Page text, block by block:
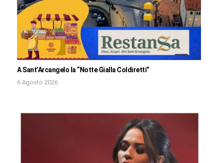
A Sant’Arcangelo la “Notte Gialla Coldiretti”
6 Agosto 2026